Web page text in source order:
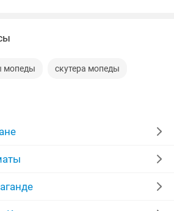
мопеды скутера мопеды